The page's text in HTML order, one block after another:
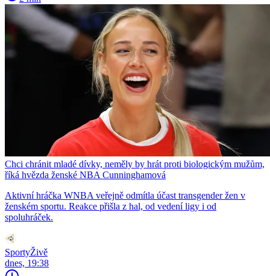
Chci chránit mladé dívky, neměly by hrát proti biologickým mužům,
říká hvězda ženské NBA Cunninghamová
Aktivní hráčka WNBA veřejně odmítla účast transgender žen v
ženském sportu. Reakce přišla z hal, od vedení ligy i od
spoluhráček.
SportyŽivě
dnes, 19:38